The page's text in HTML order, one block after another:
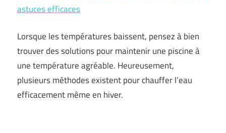
astuces efficaces
Lorsque les températures baissent, pensez à bien
trouver des solutions pour maintenir une piscine à
une température agréable. Heureusement,
plusieurs méthodes existent pour chauffer l’eau
efficacement même en hiver.